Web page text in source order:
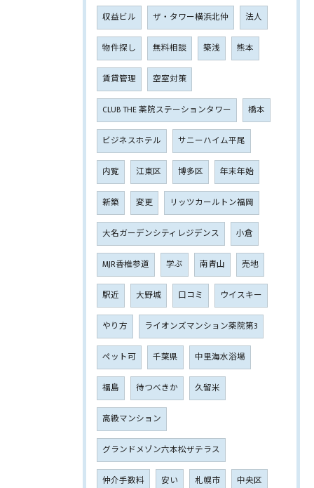
収益ビル ザ・タワー横浜北仲 法人
物件探し 無料相談 築浅 熊本
賃貸管理 空室対策
CLUB THE 薬院ステーションタワー 橋本
ビジネスホテル サニーハイム平尾
内覧 江東区 博多区 年末年始
新築 変更 リッツカールトン福岡
大名ガーデンシティレジデンス 小倉
MJR香椎参道 学ぶ 南青山 売地
駅近 大野城 口コミ ウイスキー
やり方 ライオンズマンション薬院第3
ペット可 千葉県 中里海水浴場
福島 待つべきか 久留米
高級マンション
グランドメゾン六本松ザテラス
仲介手数料 安い 札幌市 中央区